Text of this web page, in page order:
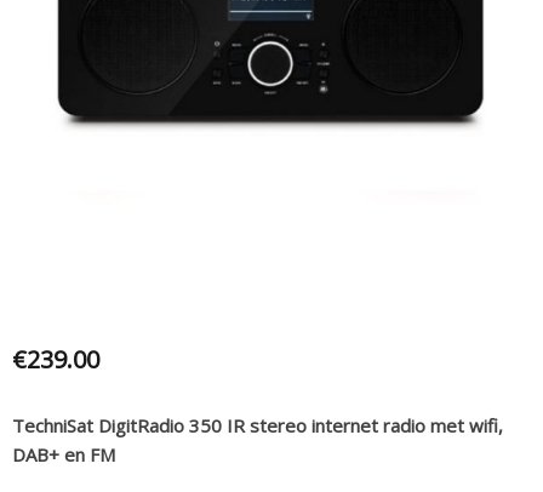
€239.00
TechniSat DigitRadio 350 IR stereo internet radio met wifi,
DAB+ en FM